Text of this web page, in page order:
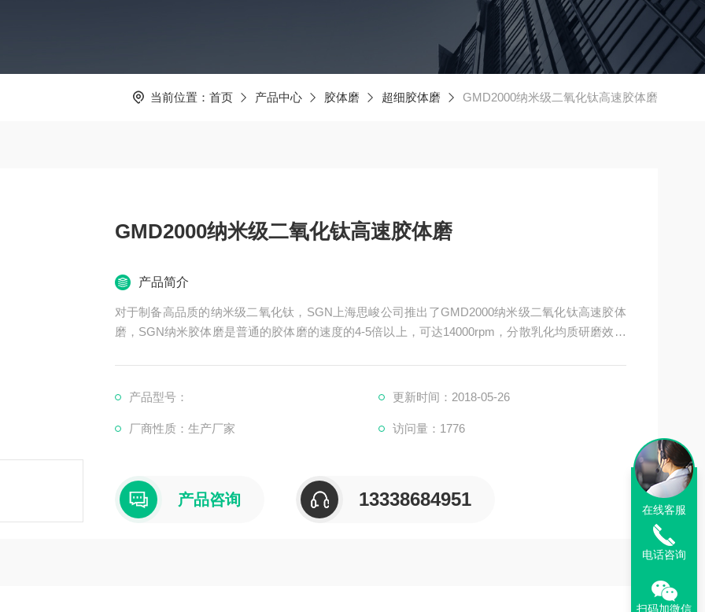
当前位置： 首页 产品中心 胶体磨 超细胶体磨 GMD2000纳米级二氧化钛高速胶体磨
GMD2000纳米级二氧化钛高速胶体磨
产品简介
对于制备高品质的纳米级二氧化钛，SGN上海思峻公司推出了GMD2000纳米级二氧化钛高速胶体
磨，SGN纳米胶体磨是普通的胶体磨的速度的4-5倍以上，可达14000rpm，分散乳化均质研磨效果
产品型号： 更新时间：2018-05-26
厂商性质：生产厂家 访问量：1776
产品咨询 13338684951 在线客服
电话咨询
扫码加微信